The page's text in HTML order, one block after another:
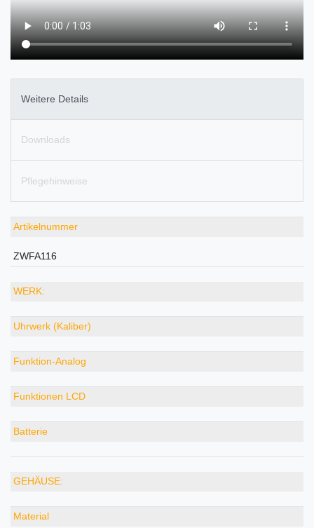
Weitere Details
Downloads
Pflegehinweise
Artikelnummer
ZWFA116
WERK:
Uhrwerk (Kaliber)
Funktion-Analog
Funktionen LCD
Batterie
GEHÄUSE:
Material